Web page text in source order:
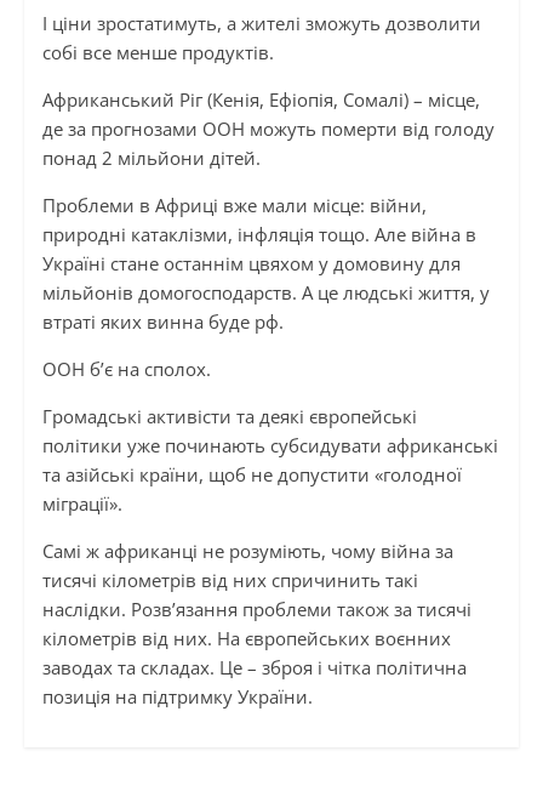
І ціни зростатимуть, а жителі зможуть дозволити
собі все менше продуктів.
Африканський Ріг (Кенія, Ефіопія, Сомалі) – місце,
де за прогнозами ООН можуть померти від голоду
понад 2 мільйони дітей.
Проблеми в Африці вже мали місце: війни,
природні катаклізми, інфляція тощо. Але війна в
Україні стане останнім цвяхом у домовину для
мільйонів домогосподарств. А це людські життя, у
втраті яких винна буде рф.
ООН б’є на сполох.
Громадські активісти та деякі європейські
політики уже починають субсидувати африканські
та азійські країни, щоб не допустити «голодної
міграції».
Самі ж африканці не розуміють, чому війна за
тисячі кілометрів від них спричинить такі
наслідки. Розв’язання проблеми також за тисячі
кілометрів від них. На європейських воєнних
заводах та складах. Це – зброя і чітка політична
позиція на підтримку України.